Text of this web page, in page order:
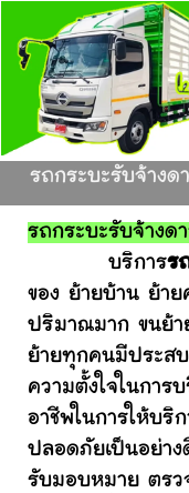
รถกระบะรับจ้างด
รถกระบะรับจ้างด
บริการร
ของ ย้ายบ้าน ย้า
ปริมาณมาก ขนย้า
ย้ายทุกคนมีประสบ
ความตั้งใจในการ
อาชีพในการให้บริ
ปลอดภัยเป็นอย่า
รับมอบหมาย ตรว